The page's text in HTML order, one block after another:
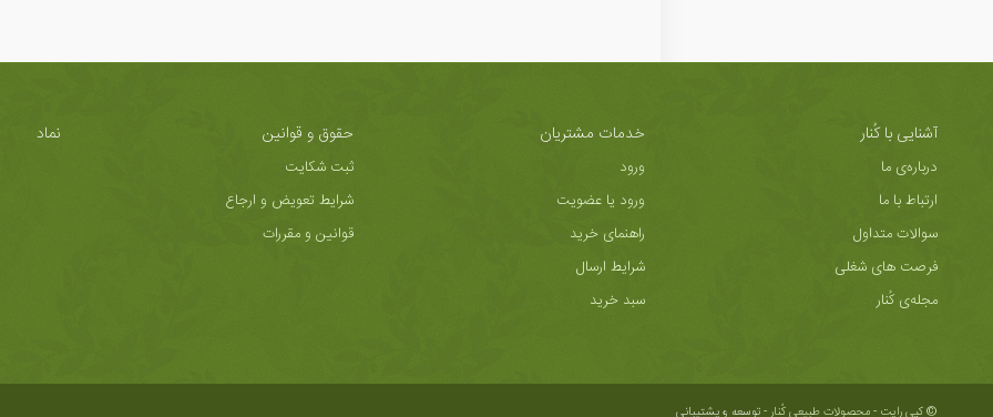
آشنایی با کُنار
درباره‌ی ما
ارتباط با ما
سوالات متداول
فرصت های شغلی
مجله‌ی کُنار
خدمات مشتریان
ورود
ورود یا عضویت
راهنمای خرید
شرایط ارسال
سبد خرید
حقوق و قوانین
ثبت شکایت
شرایط تعویض و ارجاع
قوانین و مقررات
نماد
© کپی رایت - محصولات طبیعی کُنار -توسعه و پشتیبانی